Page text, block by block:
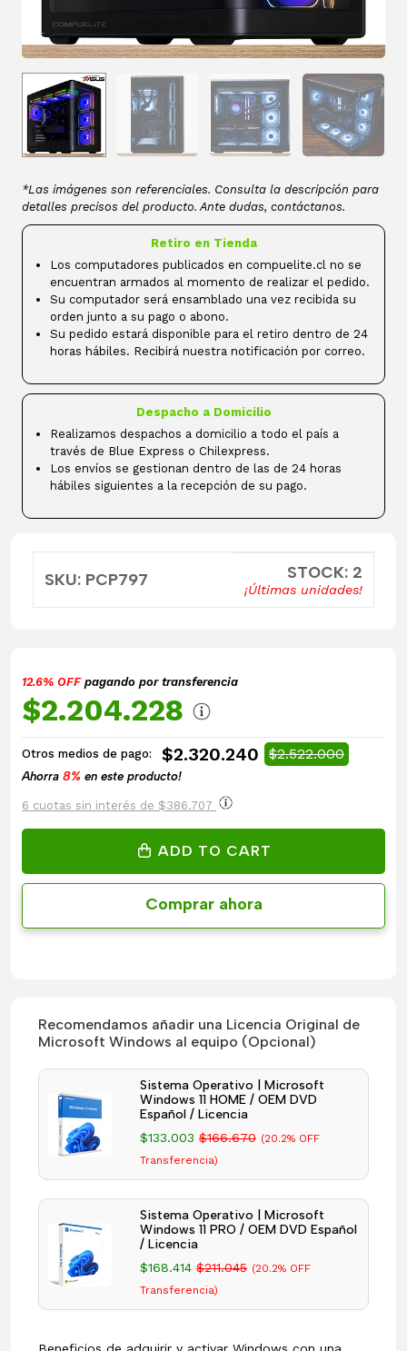
*Las imágenes son referenciales. Consulta la descripción para
detalles precisos del producto. Ante dudas, contáctanos.
Retiro en Tienda
Los computadores publicados en compuelite.cl no se
encuentran armados al momento de realizar el pedido.
Su computador será ensamblado una vez recibida su
orden junto a su pago o abono.
Su pedido estará disponible para el retiro dentro de 24
horas hábiles. Recibirá nuestra notificación por correo.
Despacho a Domicilio
Realizamos despachos a domicilio a todo el país a
través de Blue Express o Chilexpress.
Los envíos se gestionan dentro de las de 24 horas
hábiles siguientes a la recepción de su pago.
SKU: PCP797 STOCK: 2
¡Últimas unidades!
12.6% OFFpagando por transferencia
$2.204.228
Otros medios de pago: $2.320.240 $2.522.000
Ahorra 8% en este producto!
6 cuotas sin interés de $386.707
ADD TO CART
Comprar ahora
Recomendamos añadir una Licencia Original de
Microsoft Windows al equipo (Opcional)
Sistema Operativo | Microsoft
Windows 11 HOME / OEM DVD
Español / Licencia
$133.003 $166.670 (20.2% OFF
Transferencia)
Sistema Operativo | Microsoft
Windows 11 PRO / OEM DVD Español
/ Licencia
$168.414 $211.045 (20.2% OFF
Transferencia)